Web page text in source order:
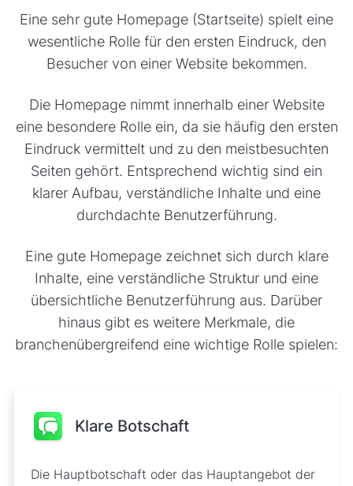
Eine sehr gute Homepage (Startseite) spielt eine
wesentliche Rolle für den ersten Eindruck, den
Besucher von einer Website bekommen.
Die Homepage nimmt innerhalb einer Website
eine besondere Rolle ein, da sie häufig den ersten
Eindruck vermittelt und zu den meistbesuchten
Seiten gehört. Entsprechend wichtig sind ein
klarer Aufbau, verständliche Inhalte und eine
durchdachte Benutzerführung.
Eine gute Homepage zeichnet sich durch klare
Inhalte, eine verständliche Struktur und eine
übersichtliche Benutzerführung aus. Darüber
hinaus gibt es weitere Merkmale, die
branchenübergreifend eine wichtige Rolle spielen:
Klare Botschaft
Die Hauptbotschaft oder das Hauptangebot der